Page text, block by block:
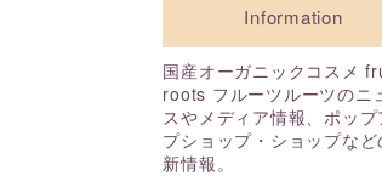
Information
国産オーガニックコスメ
roots フルーツルーツのニ
スやメディア情報、ポップ
プショップ・ショップなど
新情報。